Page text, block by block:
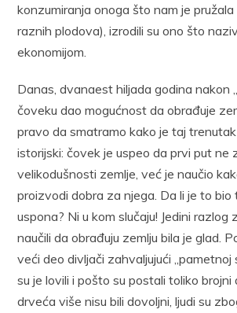
konzumiranja onoga što nam je pružala
raznih plodova), izrodili su ono što
ekonomijom.
Danas, dvanaest hiljada godina nakon
čoveku dao mogućnost da obrađuje
pravo da smatramo kako je taj
istorijski: čovek je uspeo da prvi put ne
velikodušnosti zemlje, već je naučio
proizvodi dobra za njega. Da li je to
uspona? Ni u kom slučaju! Jedini razlog
naučili da obrađuju zemlju bila je glad.
veći deo divljači zahvaljujući „pametnoj
su je lovili i pošto su postali toliko brojni
drveća više nisu bili dovoljni, ljudi su